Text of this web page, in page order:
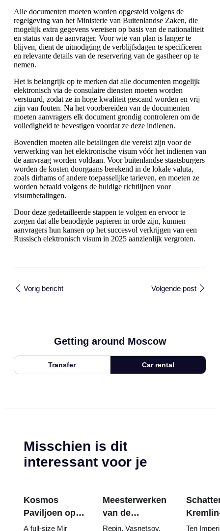
Alle documenten moeten worden opgesteld volgens de
regelgeving van het Ministerie van Buitenlandse Zaken, die
mogelijk extra gegevens vereisen op basis van de nationaliteit
en status van de aanvrager. Voor wie van plan is langer te
blijven, dient de uitnodiging de verblijfsdagen te specificeren
en relevante details van de reservering van de gastheer op te
nemen.
Het is belangrijk op te merken dat alle documenten mogelijk
elektronisch via de consulaire diensten moeten worden
verstuurd, zodat ze in hoge kwaliteit gescand worden en vrij
zijn van fouten. Na het voorbereiden van de documenten
moeten aanvragers elk document grondig controleren om de
volledigheid te bevestigen voordat ze deze indienen.
Bovendien moeten alle betalingen die vereist zijn voor de
verwerking van het elektronische visum vóór het indienen van
de aanvraag worden voldaan. Voor buitenlandse staatsburgers
worden de kosten doorgaans berekend in de lokale valuta,
zoals dirhams of andere toepasselijke tarieven, en moeten ze
worden betaald volgens de huidige richtlijnen voor
visumbetalingen.
Door deze gedetailleerde stappen te volgen en ervoor te
zorgen dat alle benodigde papieren in orde zijn, kunnen
aanvragers hun kansen op het succesvol verkrijgen van een
Russisch elektronisch visum in 2025 aanzienlijk vergroten.
Vorig bericht Volgende post
Getting around Moscow
Transfer Car rental
Misschien is dit
interessant voor je
Kosmos
Paviljoen op
VDNKh:
A full-size Mir
Meesterwerken
van de
Tretjakovgalerij:
Repin, Vasnetsov, Ten